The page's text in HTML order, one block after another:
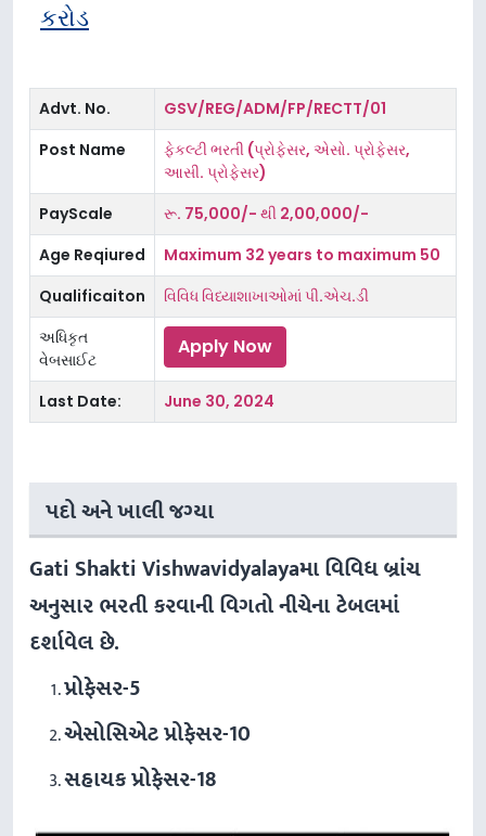
કરોડ
Advt. No.
GSV/REG/ADM/FP/RECTT/01
Post Name
ફેકલ્ટી ભરતી (પ્રોફેસર, એસો. પ્રોફેસર,
આસી. પ્રોફેસર)
PayScale
રૂ. 75,000/- થી 2,00,000/-
Age Reqiured
Maximum 32 years to maximum 50
Qualificaiton
વિવિધ વિધ્યાશાખાઓમાં પી.એચ.ડી
અધિકૃત
વેબસાઈટ
Apply Now
Last Date: June 30, 2024
પદો અને ખાલી જગ્યા
Gati Shakti Vishwavidyalayaમા વિવિધ બ્રાંચ
અનુસાર ભરતી કરવાની વિગતો નીચેના ટેબલમાં
દર્શાવેલ છે.
પ્રોફેસર-5
એસોસિએટ પ્રોફેસર-10
સહાયક પ્રોફેસર-18